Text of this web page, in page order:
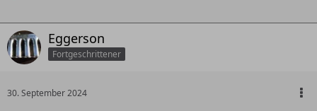
Eggerson
Fortgeschrittener
30. September 2024